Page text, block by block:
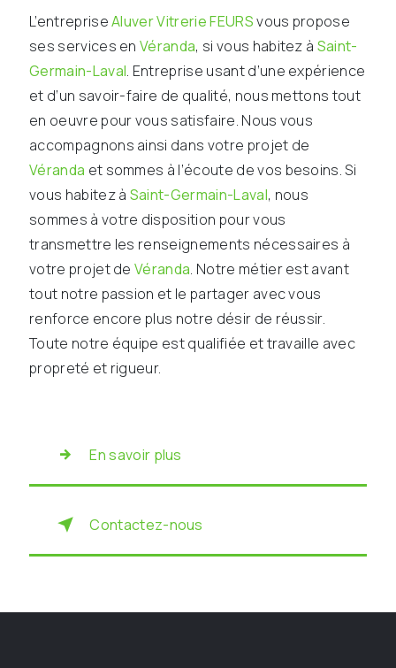
L’entrepriseAluver Vitrerie FEURSvous propose
ses services enVéranda, si vous habitez à Saint-
Germain-Laval. Entreprise usant d’une expérience
et d’un savoir-faire de qualité, nous mettons tout
en oeuvre pour vous satisfaire. Nous vous
accompagnons ainsi dans votre projet de
Véranda et sommes à l’écoute de vos besoins. Si
vous habitez à Saint-Germain-Laval, nous
sommes à votre disposition pour vous
transmettre les renseignements nécessaires à
votre projet deVéranda. Notre métier est avant
tout notre passion et le partager avec vous
renforce encore plus notre désir de réussir.
Toute notre équipe est qualifiée et travaille avec
propreté et rigueur.
En savoir plus
Contactez-nous